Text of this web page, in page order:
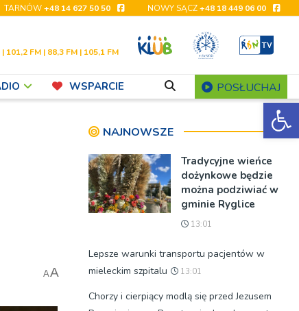
TARNÓW+48 14 627 50 50 NOWY SĄCZ+48 18 449 06 00
101,2 FM | 88,3 FM | 105,1 FM
WSPARCIE POSŁUCHAJ
AA
NAJNOWSZE
Tradycyjne wieńce
dożynkowe będzie
można podziwiać w
gminie Ryglice
13:01
Lepsze warunki transportu pacjentów w
mieleckim szpitalu
13:01
Chorzy i cierpiący modlą się przed Jezusem